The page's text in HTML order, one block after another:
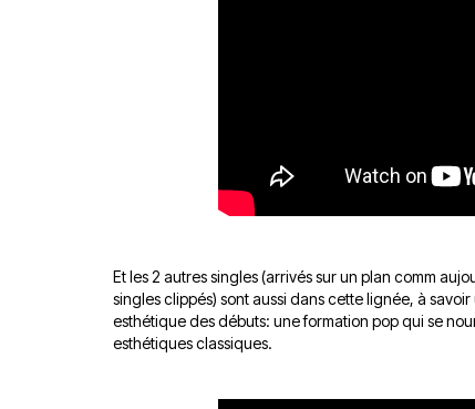
Et les 2 autres singles (arrivés sur un plan comm
singles clippés) sont aussi dans cette lignée, à
esthétique des débuts: une formation pop qui se
esthétiques classiques.